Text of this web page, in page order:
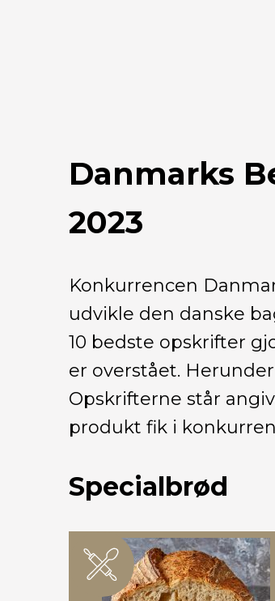
Danmarks
2023
Konkurrencen
udvikle den danske
10 bedste opskrifter
er overstået.
Opskrifterne står
produkt fik i
Specialbrød